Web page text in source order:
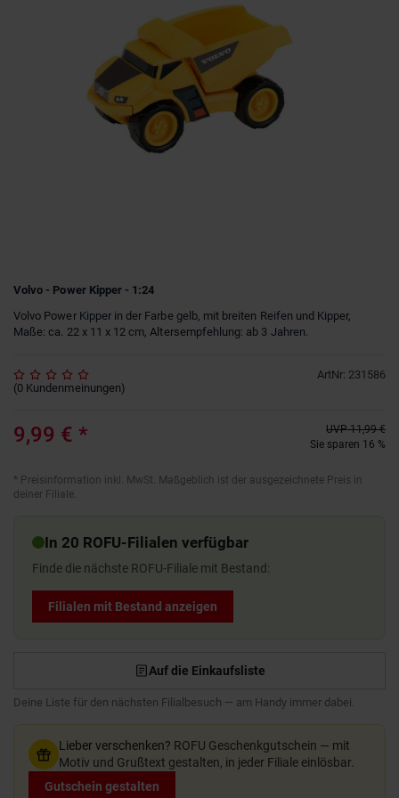
Volvo - Power Kipper - 1:24
Volvo Power Kipper in der Farbe gelb, mit breiten Reifen und Kipper,
Maße: ca. 22 x 11 x 12 cm, Altersempfehlung: ab 3 Jahren.
ArtNr: 231586
(0 Kundenmeinungen)
9,99 € * UVP 11,99 €
Sie sparen 16 %
* Preisinformation inkl. MwSt. Maßgeblich ist der ausgezeichnete Preis in
deiner Filiale.
In 20 ROFU-Filialen verfügbar
Finde die nächste ROFU-Filiale mit Bestand:
Filialen mit Bestand anzeigen
Auf die Einkaufsliste
Deine Liste für den nächsten Filialbesuch — am Handy immer dabei.
Lieber verschenken? ROFU Geschenkgutschein — mit
Motiv und Grußtext gestalten, in jeder Filiale einlösbar.
Gutschein gestalten